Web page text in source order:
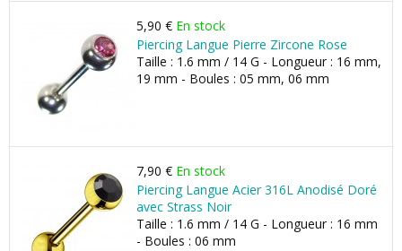
5,90 € En stock
Piercing Langue Pierre Zircone Rose
Taille : 1.6 mm / 14 G - Longueur : 16 mm,
19 mm - Boules : 05 mm, 06 mm
7,90 € En stock
Piercing Langue Acier 316L Anodisé Doré
avec Strass Noir
Taille : 1.6 mm / 14 G - Longueur : 16 mm
- Boules : 06 mm